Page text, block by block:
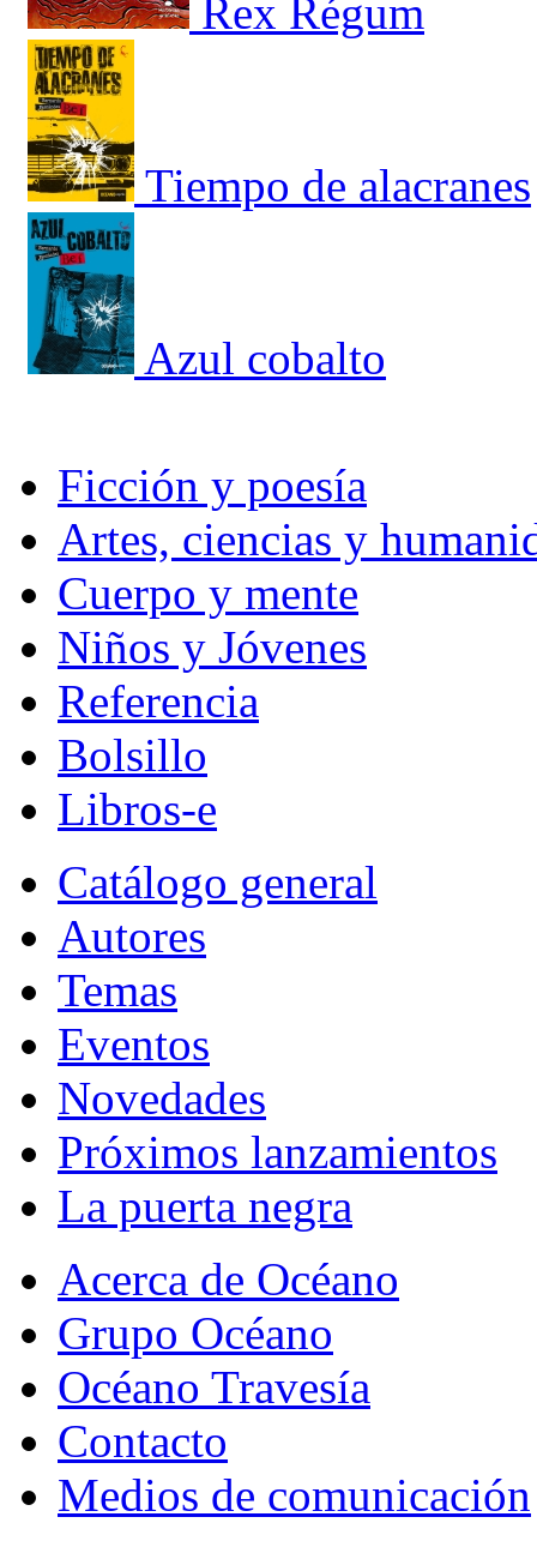
Rex Régum
Tiempo de alacranes
Azul cobalto
Ficción y poesía
Artes, ciencias y
Cuerpo y mente
Niños y Jóvenes
Referencia
Bolsillo
Libros-e
Catálogo general
Autores
Temas
Eventos
Novedades
Próximos lanzamientos
La puerta negra
Acerca de Océano
Grupo Océano
Océano Travesía
Contacto
Medios de comunicación